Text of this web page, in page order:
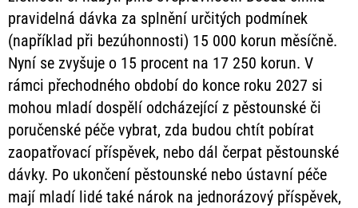
pravidelná dávka za splnění určitých podmínek
(například při bezúhonnosti) 15 000 korun měsíčně.
Nyní se zvyšuje o 15 procent na 17 250 korun. V
rámci přechodného období do konce roku 2027 si
mohou mladí dospělí odcházející z pěstounské či
poručenské péče vybrat, zda budou chtít pobírat
zaopatřovací příspěvek, nebo dál čerpat pěstounské
dávky. Po ukončení pěstounské nebo ústavní péče
mají mladí lidé také nárok na jednorázový příspěvek,